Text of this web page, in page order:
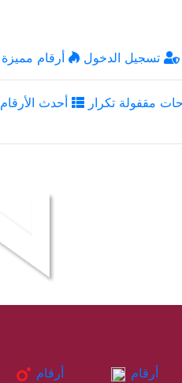
تسجيل الدخول أرقام مميزة
مقفولة تكرار أحدث الأرقام